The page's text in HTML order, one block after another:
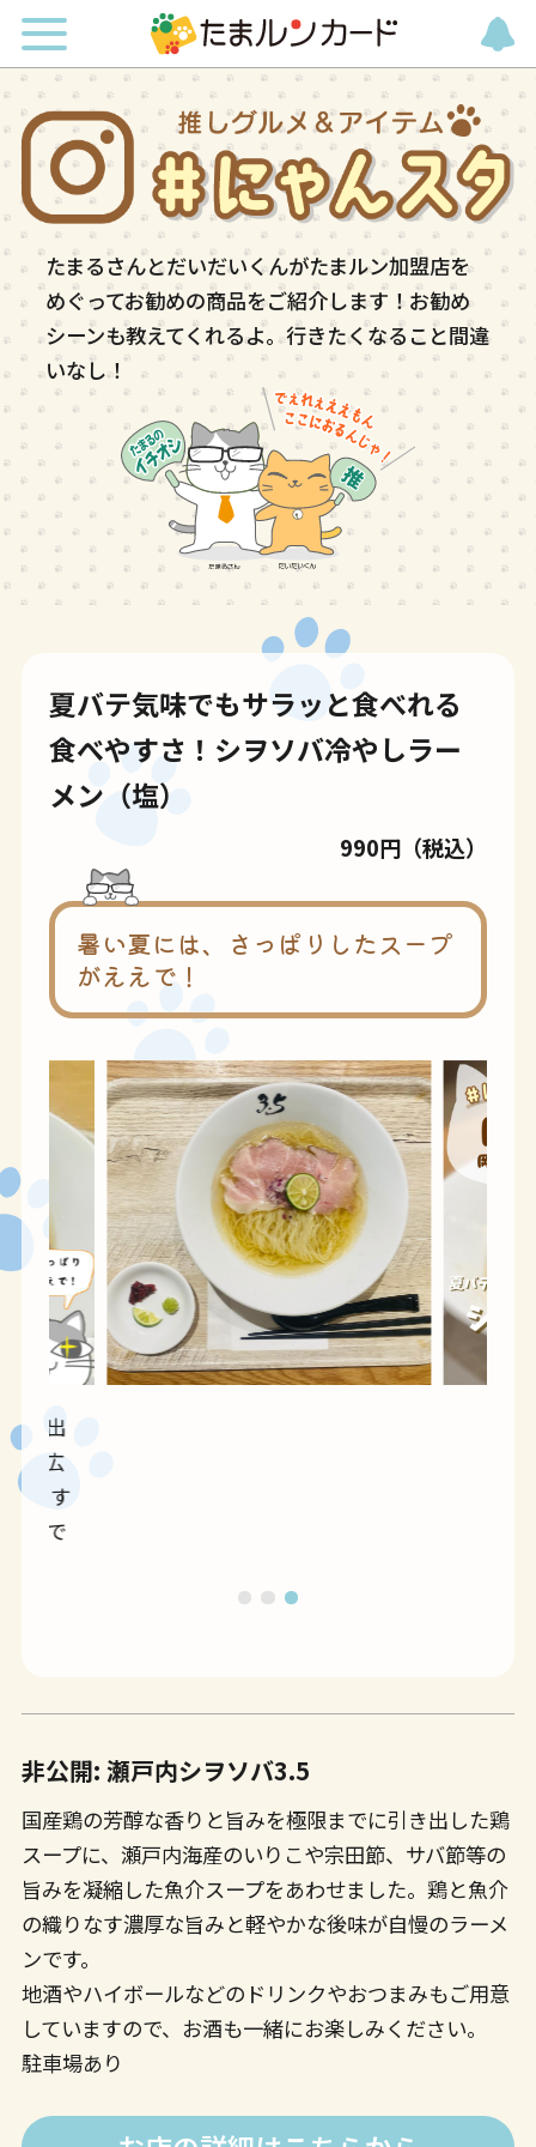
たまるさんとだいだいくんがたまルン加盟店を
めぐってお勧めの商品をご紹介します！お勧め
シーンも教えてくれるよ。行きたくなること間違
いなし！
夏バテ気味でもサラッと食べれる
食べやすさ！シヲソバ冷やしラー
メン（塩）
990円（税込）
暑い夏には、さっぱりしたスープ
がええで！
に出
が広
梅、す
まで
非公開: 瀬戸内シヲソバ3.5
国産鶏の芳醇な香りと旨みを極限までに引き出した鶏
スープに、瀬戸内海産のいりこや宗田節、サバ節等の
旨みを凝縮した魚介スープをあわせました。鶏と魚介
の織りなす濃厚な旨みと軽やかな後味が自慢のラーメ
ンです。
地酒やハイボールなどのドリンクやおつまみもご用意
していますので、お酒も一緒にお楽しみください。
駐車場あり